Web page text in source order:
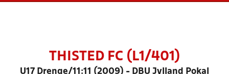
THISTED FC (L1/401)
U17 Drenge/11:11 (2009) - DBU Jylland Pokal